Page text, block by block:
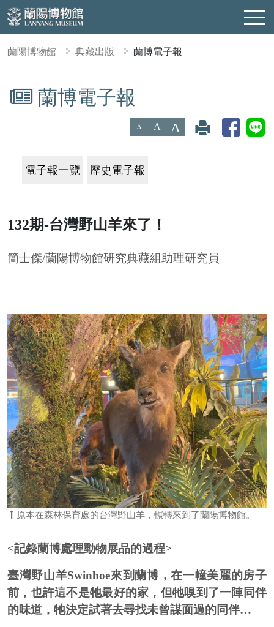
蘭陽博物館 典藏出版 蘭博電子報
蘭博電子報
A A A
電子報一覽 歷史電子報
132期-台灣野山羊來了！
簡士傑/蘭陽博物館研究典藏組助理研究員
原本在森林保育處的台灣野山羊，輾轉來到了蘭陽博物館。
<記錄蘭博處理動物展品的過程>
臺灣野山羊Swinhoe來到蘭博，在一幢美麗的房子
前，也許這不是牠最好的家，但牠嗅到了一陣同伴
的味道，牠決定試著去尋找未曾謀面過的同伴…